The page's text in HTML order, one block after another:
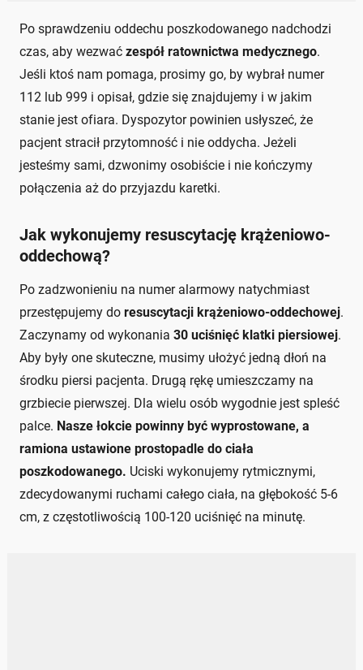
Po sprawdzeniu oddechu poszkodowanego nadchodzi
czas, aby wezwać zespół ratownictwa medycznego.
Jeśli ktoś nam pomaga, prosimy go, by wybrał numer
112 lub 999 i opisał, gdzie się znajdujemy i w jakim
stanie jest ofiara. Dyspozytor powinien usłyszeć, że
pacjent stracił przytomność i nie oddycha. Jeżeli
jesteśmy sami, dzwonimy osobiście i nie kończymy
połączenia aż do przyjazdu karetki.
Jak wykonujemy resuscytację krążeniowo-
oddechową?
Po zadzwonieniu na numer alarmowy natychmiast
przestępujemy do resuscytacji krążeniowo-oddechowej.
Zaczynamy od wykonania 30 uciśnięć klatki piersiowej.
Aby były one skuteczne, musimy ułożyć jedną dłoń na
środku piersi pacjenta. Drugą rękę umieszczamy na
grzbiecie pierwszej. Dla wielu osób wygodnie jest spleść
palce. Nasze łokcie powinny być wyprostowane, a
ramiona ustawione prostopadle do ciała
poszkodowanego. Uciski wykonujemy rytmicznymi,
zdecydowanymi ruchami całego ciała, na głębokość 5-6
cm, z częstotliwością 100-120 uciśnięć na minutę.